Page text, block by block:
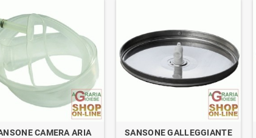
CAMERA ARIA
SANSONE GALLEGGIANTE